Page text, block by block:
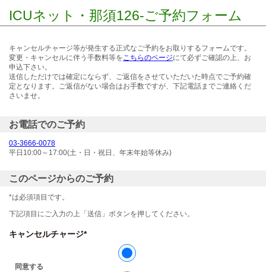
ICUネット・那須126-ご予約フォーム
キャンセルチャージ等が発生する正式なご予約をお取りするフォームです。
変更・キャンセルに伴う手数料等をこちらのページにて必ずご確認の上、お
申込下さい。
送信しただけでは確定にならず、ご返信をさせていただいた時点でご予約確
定となります。ご返信がない場合はお手数ですが、下記電話までご連絡くだ
さいませ。
お電話でのご予約
03-3666-0078
平日10:00～17:00(土・日・祝日、年末年始等休み)
このページからのご予約
*は必須項目です。
下記項目にご入力の上「送信」ボタンを押してください。
キャンセルチャージ*
同意する